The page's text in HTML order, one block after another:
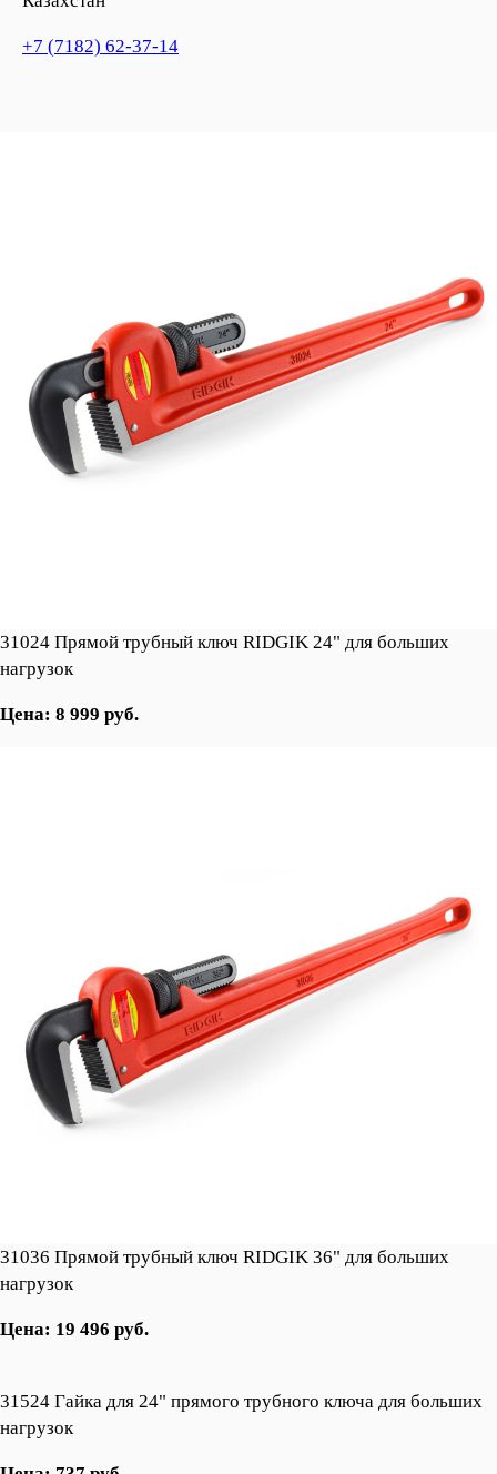
+7 (7182) 62-37-14
31024 Прямой трубный ключ RIDGIK 24" для больших
нагрузок
Цена: 8 999 руб.
31036 Прямой трубный ключ RIDGIK 36" для больших
нагрузок
Цена: 19 496 руб.
31524 Гайка для 24" прямого трубного ключа для больших
нагрузок